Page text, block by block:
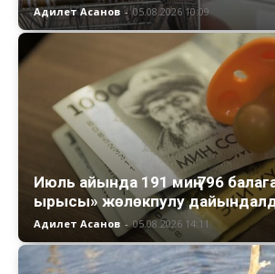
Адилет Асанов - 05.08.2026 10:09
Июль айында 191 миң 796
ырысы» жөлөкпулу
Адилет Асанов - 05.08.2026 14:11